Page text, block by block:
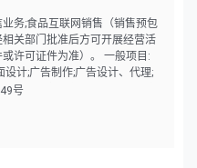
务;食品互联网销售（销售预包
关部门批准后方可开展经营活
许可证件为准）。 一般项目:
计;广告制作;广告设计、代理;
出版单位）;市场营销策划;图文
号